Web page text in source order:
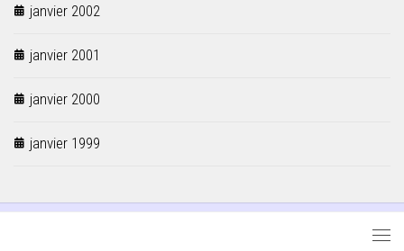
janvier 2002
janvier 2001
janvier 2000
janvier 1999